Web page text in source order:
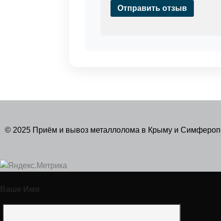
Отправить отзыв
© 2025 Приём и вывоз металлолома в Крыму и
Ваше Имя